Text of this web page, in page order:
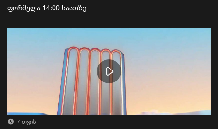
ფორმულა 14:00 საათზე
7 თვის